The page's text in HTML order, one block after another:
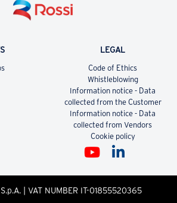
LEGAL
Code of Ethics
Whistleblowing
Information notice - Data
collected from the Customer
Information notice - Data
collected from Vendors
Cookie policy
| VAT NUMBER IT-01855520365